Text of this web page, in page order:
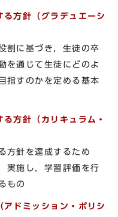
方針（グラデュエーシ
割に基づき，生徒の卒
を通じて生徒にどのよ
指すのかを定める基本
方針（カリキュラム・
方針を達成するため
実施し，学習評価を行
もの
ドミッション・ポリシ